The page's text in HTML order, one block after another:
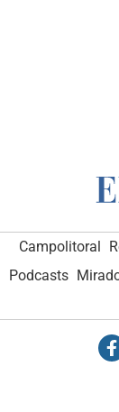
Campolitoral
Podcasts